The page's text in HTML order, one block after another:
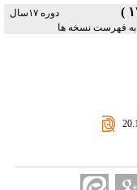
دوره ۱۷سال
فهرست نسخه ها